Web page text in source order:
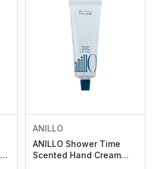
ANILLO
ANILLO Shower Time
Scented Hand Cream